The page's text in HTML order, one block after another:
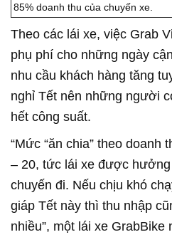
85% doanh thu của chuyến xe.
Theo các lái xe, việc Grab
phụ phí cho những ngày
nhu cầu khách hàng tăng
nghỉ Tết nên những người
hết công suất.
“Mức “ăn chia” theo doanh
– 20, tức lái xe được
chuyến đi. Nếu chịu khó
giáp Tết này thì thu nhập
nhiều”, một lái xe GrabBike